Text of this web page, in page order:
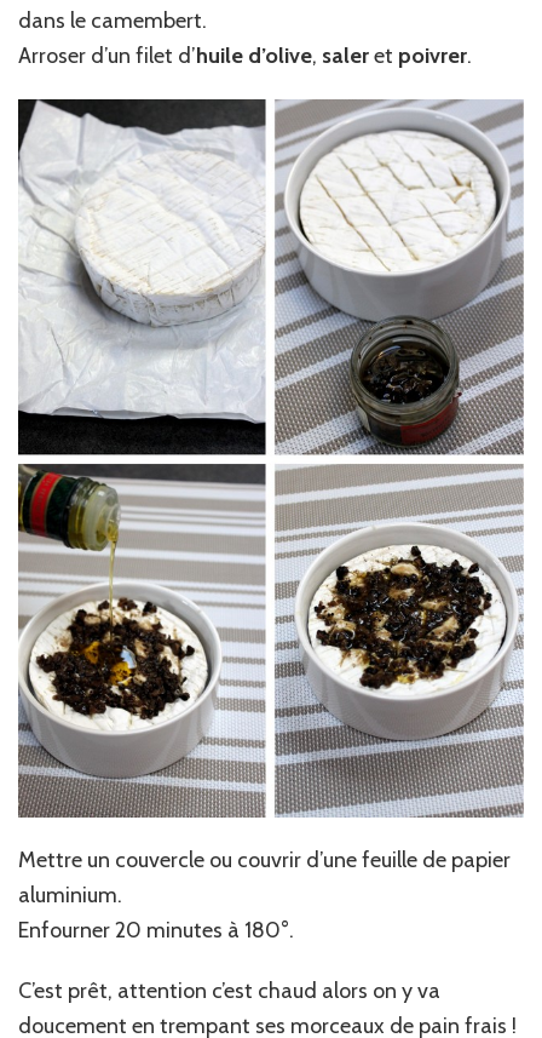
dans le camembert.
Arroser d’un filet d’huile d’olive, saleret poivrer.
Mettre un couvercle ou couvrir d’une feuille de papier
aluminium.
Enfourner 20 minutes à 180°.
C’est prêt, attention c’est chaud alors on y va
doucement en trempant ses morceaux de pain frais !